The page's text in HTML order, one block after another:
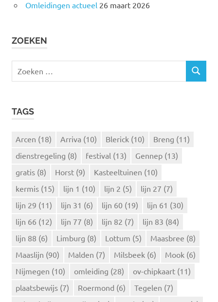
Omleidingen actueel 26 maart 2026
ZOEKEN
e
Z
TAGS
Arcen (18) Arriva (10) Blerick (10) Breng (11)
dienstregeling (8) festival (13) Gennep (13)
gratis (8) Horst (9) Kasteeltuinen (10)
kermis (15) lijn 1 (10) lijn 2 (5) lijn 27 (7)
lijn 29 (11) lijn 31 (6) lijn 60 (19) lijn 61 (30)
lijn 66 (12) lijn 77 (8) lijn 82 (7) lijn 83 (84)
lijn 88 (6) Limburg (8) Lottum (5) Maasbree (8)
Maaslijn (90) Malden (7) Milsbeek (6) Mook (6)
Nijmegen (10) omleiding (28) ov-chipkaart (11)
plaatsbewijs (7) Roermond (6) Tegelen (7)